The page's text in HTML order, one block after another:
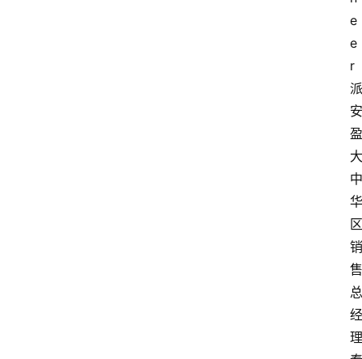
e
e
r
派
安
盈
大
中
华
区
销
售
总
经
理